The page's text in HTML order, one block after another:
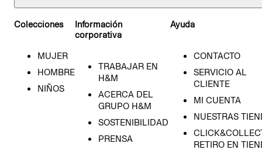
Colecciones
MUJER
HOMBRE
NIÑOS
Información
corporativa
TRABAJAR EN
H&M
ACERCA DEL
GRUPO H&M
SOSTENIBILIDAD
PRENSA
Ayuda
CONTACTO
SERVICIO AL
CLIENTE
MI CUENTA
NUESTRAS
RETIRO EN